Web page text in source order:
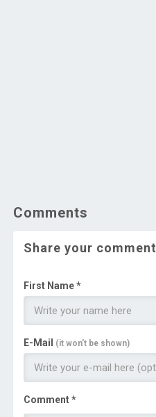
Comments
Share your comment
First Name *
E-Mail (it won't be shown)
Comment *